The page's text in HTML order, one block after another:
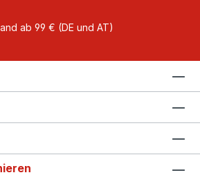
ab 99 € (DE und AT)